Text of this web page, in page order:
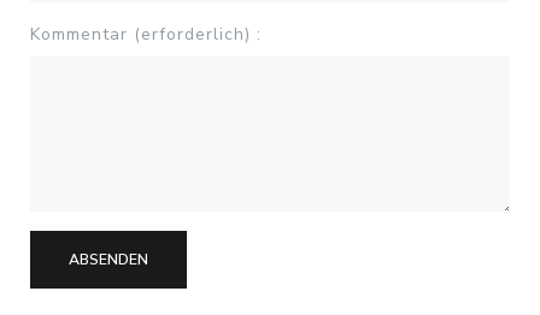
Kommentar (erforderlich) :
ABSENDEN